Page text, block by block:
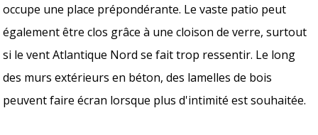
occupe une place prépondérante. Le vaste patio peut
également être clos grâce à une cloison de verre, surtout
si le vent Atlantique Nord se fait trop ressentir. Le long
des murs extérieurs en béton, des lamelles de bois
peuvent faire écran lorsque plus d'intimité est souhaitée.